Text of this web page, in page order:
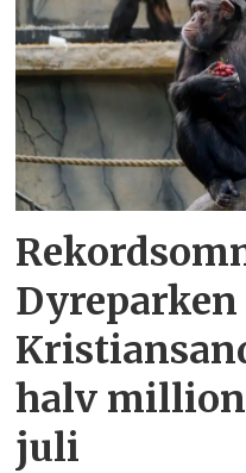
halv million
juli